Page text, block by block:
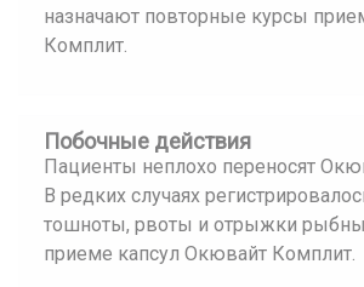
назначают повторные курсы
Комплит.
Побочные действия
Пациенты неплохо переносят
В редких случаях
тошноты, рвоты и отрыжки
приеме капсул Окювайт Комплит.